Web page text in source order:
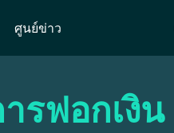
ศูนย์ข่าว
รฟอกเงิน